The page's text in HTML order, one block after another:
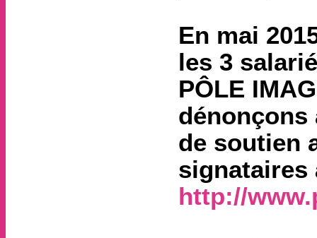
En mai
les 3
PÔLE
dénonçons
de soutien
signataires
http://